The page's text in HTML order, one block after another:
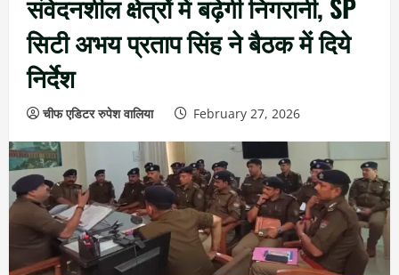
संवेदनशील क्षेत्रों में बढ़ेगी निगरानी, SP
सिटी अभय प्रताप सिंह ने बैठक में दिये
निर्देश
चीफ एडिटर रुपेश वालिया February 27, 2026